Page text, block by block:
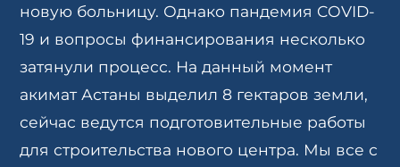
новую больницу. Однако пандемия COVID-
19 и вопросы финансирования несколько
затянули процесс. На данный момент
акимат Астаны выделил 8 гектаров земли,
сейчас ведутся подготовительные работы
для строительства нового центра. Мы все с